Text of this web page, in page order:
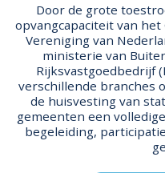
Door de grote
opvangcapaciteit van
Vereniging van
ministerie van
Rijksvastgoedbedrijf
verschillende branches
de huisvesting van
gemeenten een
begeleiding,